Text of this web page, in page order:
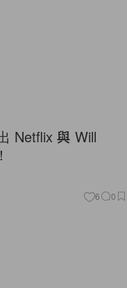
Netflix 與 Will
6 0